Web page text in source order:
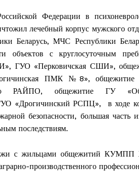
Федерации в
лечебный корпус мужского
Беларусь, МЧС Республики
объектов с круглосуточным
ГУО «Перковичская СШИ»,
ПМК №8»,
РАЙПО, общежитие ГУ
«Дрогичинский РСПЦ», в ходе
безопасности, большая часть
последствиям.
с жильцами общежитий
производственного